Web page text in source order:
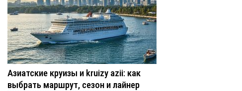
Азиатские круизы и kruizy azii: как
выбрать маршрут, сезон и лайнер